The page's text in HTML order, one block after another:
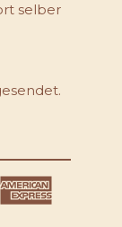
selber